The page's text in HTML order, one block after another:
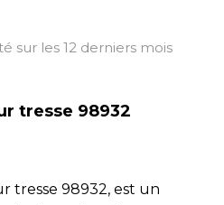
sur les 12 derniers mois
tresse 98932
tresse 98932, est un